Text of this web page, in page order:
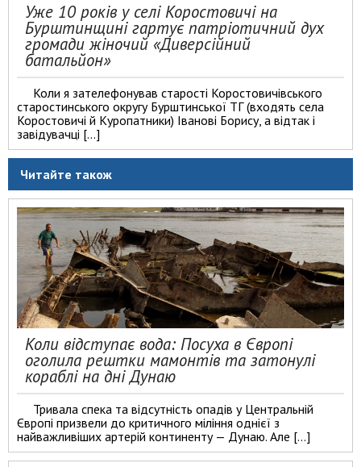
Уже 10 років у селі Коростовичі на
Бурштинщині гартує патріотичний дух
громади жіночий «Диверсійний
батальйон»
Коли я зателефонував старості Коростовичівського
старостинського округу Бурштинської ТГ (входять села
Коростовичі й Куропатники) Іванові Борису, а відтак і
завідувачці […]
Читайте також
Коли відступає вода: Посуха в Європі
оголила рештки мамонтів та затонулі
кораблі на дні Дунаю
Тривала спека та відсутність опадів у Центральній
Європі призвели до критичного міління однієї з
найважливіших артерій континенту — Дунаю. Але […]